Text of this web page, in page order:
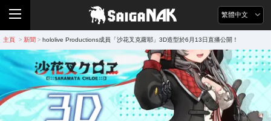
繁體中文
主頁 > 新聞 > hololive Productions成員「沙花叉克蘿耶」3D造型於6月13日直播公開！